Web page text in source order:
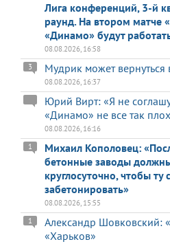
Лига конференций, 3-й
раунд. На втором матче
«Динамо» будут
08.08.2026, 16:58
Мудрик может вернуться
3
08.08.2026, 16:37
Юрий Вирт: «Я не
«Динамо» не все так
08.08.2026, 16:16
Михаил Кополовец:
бетонные заводы
круглосуточно, чтобы ту
забетонировать»
1
08.08.2026, 15:55
Александр Шовковский:
«Харьков»
1